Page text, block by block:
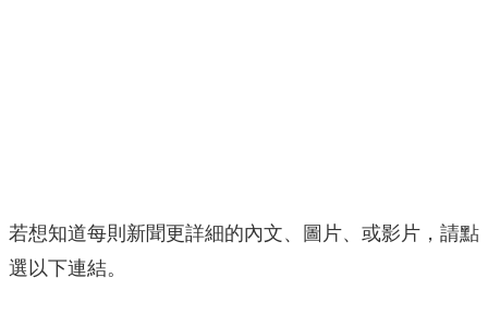
若想知道每則新聞更詳細的內文、圖片、或影片，請點
選以下連結。